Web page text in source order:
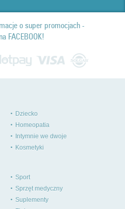
o super promocjach -
FACEBOOK!
Dziecko
Homeopatia
Intymnie we dwoje
Kosmetyki
Sport
Sprzęt medyczny
Suplementy